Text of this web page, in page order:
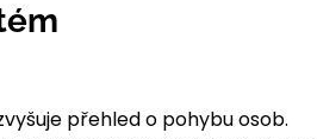
přehled o pohybu osob.